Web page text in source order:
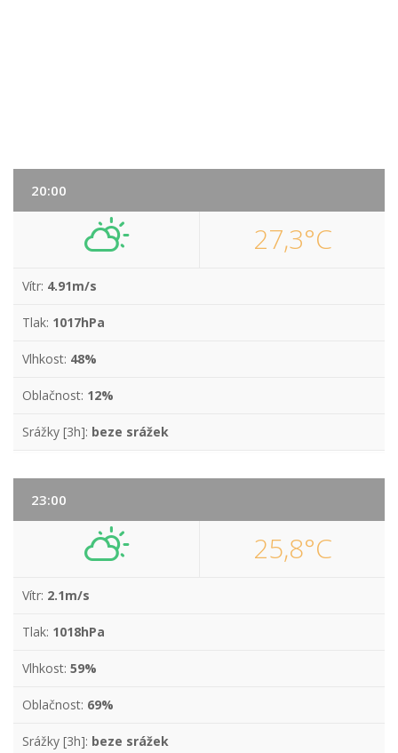
20:00
27,3°C
Vítr: 4.91m/s
Tlak: 1017hPa
Vlhkost: 48%
Oblačnost: 12%
Srážky [3h]: beze srážek
23:00
25,8°C
Vítr: 2.1m/s
Tlak: 1018hPa
Vlhkost: 59%
Oblačnost: 69%
Srážky [3h]: beze srážek